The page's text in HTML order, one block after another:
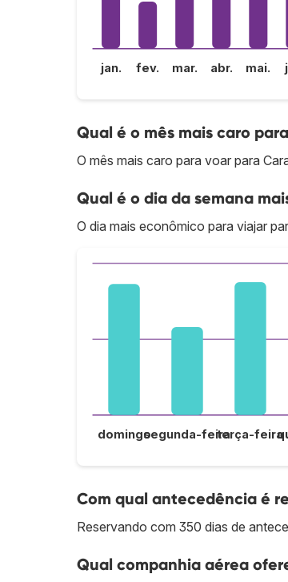
jan. fev. mar. abr. mai.
Qual é o mês mais caro
O mês mais caro para voar para
Qual é o dia da semana
O dia mais econômico para viajar
domingosegunda-feiraterça-feira
Com qual antecedência é
Reservando com 350 dias de
Qual companhia aérea